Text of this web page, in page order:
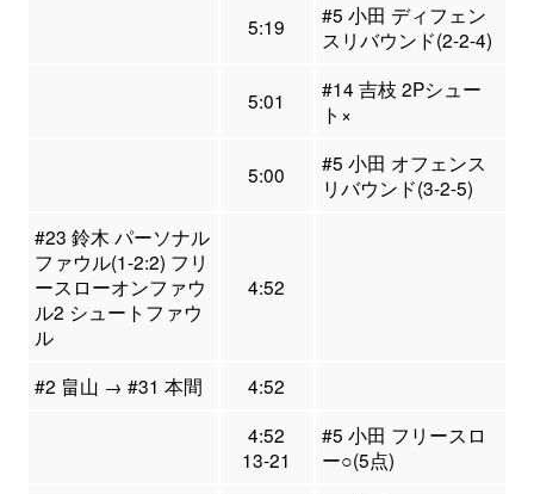
5:19
#5 小田 ディフェン
スリバウンド(2-2-4)
5:01
#14 吉枝 2Pシュー
ト×
5:00
#5 小田 オフェンス
リバウンド(3-2-5)
#23 鈴木 パーソナル
ファウル(1-2:2) フリ
ースローオンファウ
ル2 シュートファウ
ル
4:52
#2 畠山 → #31 本間
4:52
4:52
13-21
#5 小田 フリースロ
ー○(5点)